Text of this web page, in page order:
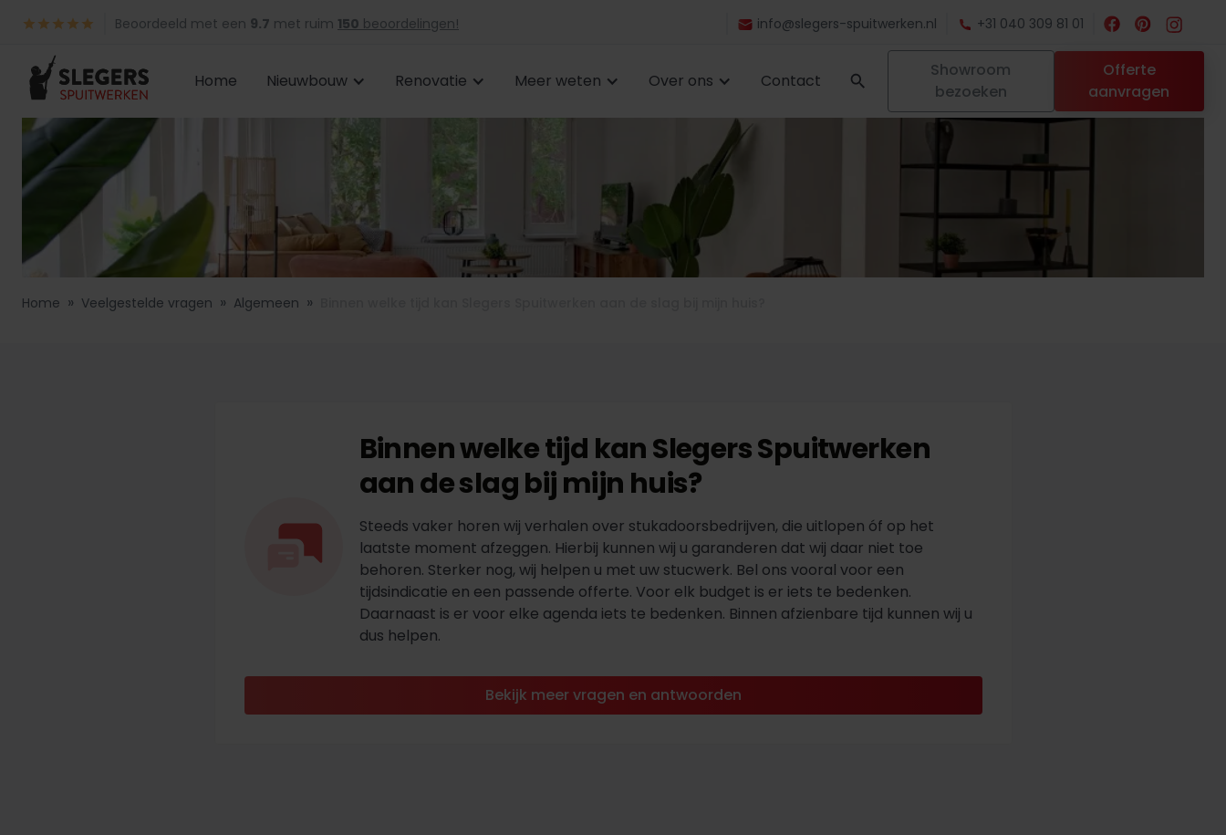
Beoordeeld met een 9.7 met ruim 150 beoordelingen! info@slegers-spuitwerken.nl +31 040 309 81 01
Home Nieuwbouw Renovatie Meer weten Over ons Contact
Showroom
bezoeken
Offerte
aanvragen
Home » Veelgestelde vragen » Algemeen »
Binnen welke tijd kan Slegers Spuitwerken
aan de slag bij mijn huis?
Steeds vaker horen wij verhalen over stukadoorsbedrijven, die uitlopen óf op het
laatste moment afzeggen. Hierbij kunnen wij u garanderen dat wij daar niet toe
behoren. Sterker nog, wij helpen u met uw stucwerk. Bel ons vooral voor een
tijdsindicatie en een passende offerte. Voor elk budget is er iets te bedenken.
Daarnaast is er voor elke agenda iets te bedenken. Binnen afzienbare tijd kunnen wij u
dus helpen.
Bekijk meer vragen en antwoorden